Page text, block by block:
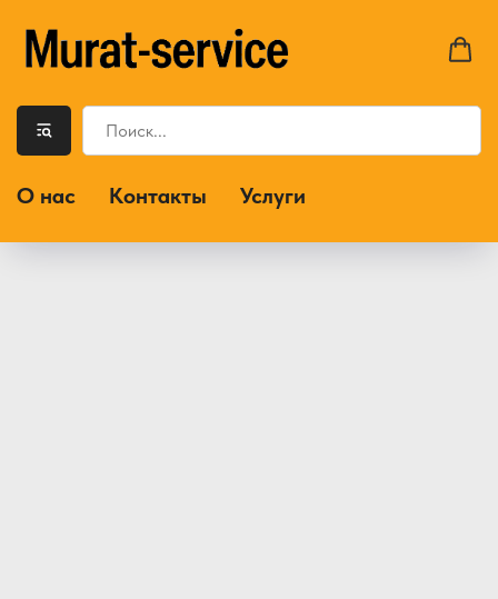
О нас Контакты Услуги